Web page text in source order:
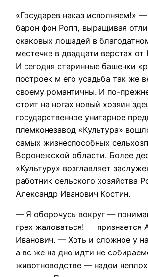
«Государев наказ исполняем!» —
барон фон Ропп, выращивая
скаковых лошадей в
местечке в двадцати верстах
И сегодня старинные башенки
построек м его усадьба так же
своему романтичны. И по-
стоит на ногах новый хозяин
государственное унитарное
племконезавод «Культура»
самых жизнеспособных
Воронежской области. Более
«Культуру» возглавляет
работник сельского хозяйства
Александр Иванович Костин.
— Я оборочусь вокруг —
грех жаловаться! — признается
Иванович. — Хоть и сложное у
а вс же на дно идти не
животноводстве — надои